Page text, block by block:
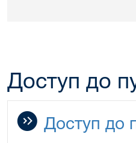
Доступ до
Доступ до